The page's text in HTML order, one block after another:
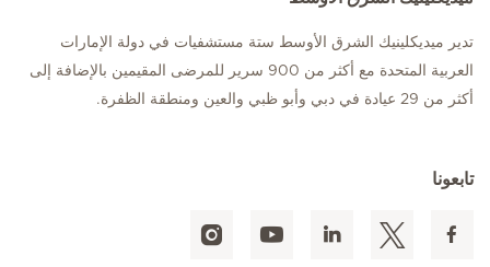
تدير ميديكلينيك الشرق الأوسط ستة مستشفيات في دولة الإمارات
العربية المتحدة مع أكثر من 900 سرير للمرضى المقيمين بالإضافة إلى
أكثر من 29 عيادة في دبي وأبو ظبي والعين ومنطقة الظفرة.
تابعونا